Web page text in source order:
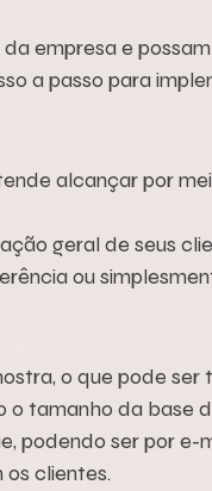
empresa e
a passo para
alcançar por
geral de seus
ou
o que pode ser
o tamanho da base
podendo ser por e-
clientes.